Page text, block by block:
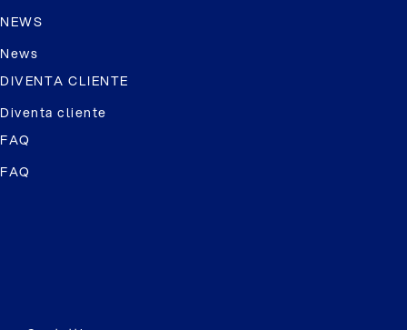
NEWS
News
DIVENTA CLIENTE
Diventa cliente
FAQ
FAQ